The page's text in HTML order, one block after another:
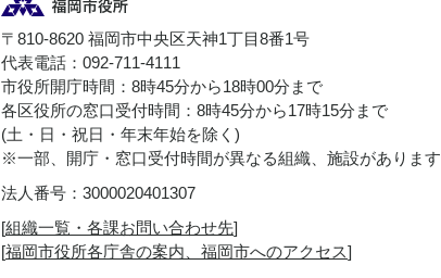
〒810-8620 福岡市中央区天神1丁目8番1号
代表電話：092-711-4111
市役所開庁時間：8時45分から18時00分まで
各区役所の窓口受付時間：8時45分から17時15分まで
(土・日・祝日・年末年始を除く)
※一部、開庁・窓口受付時間が異なる組織、施設があります
法人番号：3000020401307
[組織一覧・各課お問い合わせ先]
[福岡市役所各庁舎の案内、福岡市へのアクセス]